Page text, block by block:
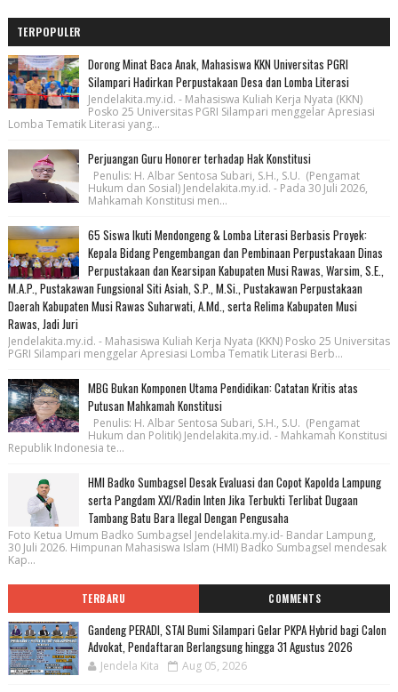
TERPOPULER
Dorong Minat Baca Anak, Mahasiswa KKN Universitas PGRI
Silampari Hadirkan Perpustakaan Desa dan Lomba Literasi
Jendelakita.my.id. - Mahasiswa Kuliah Kerja Nyata (KKN)
Posko 25 Universitas PGRI Silampari menggelar Apresiasi
Lomba Tematik Literasi yang...
Perjuangan Guru Honorer terhadap Hak Konstitusi
Penulis: H. Albar Sentosa Subari, S.H., S.U. (Pengamat
Hukum dan Sosial) Jendelakita.my.id. - Pada 30 Juli 2026,
Mahkamah Konstitusi men...
65 Siswa Ikuti Mendongeng & Lomba Literasi Berbasis Proyek:
Kepala Bidang Pengembangan dan Pembinaan Perpustakaan Dinas
Perpustakaan dan Kearsipan Kabupaten Musi Rawas, Warsim, S.E.,
M.A.P., Pustakawan Fungsional Siti Asiah, S.P., M.Si., Pustakawan Perpustakaan
Daerah Kabupaten Musi Rawas Suharwati, A.Md., serta Relima Kabupaten Musi
Rawas, Jadi Juri
Jendelakita.my.id. - Mahasiswa Kuliah Kerja Nyata (KKN) Posko 25 Universitas
PGRI Silampari menggelar Apresiasi Lomba Tematik Literasi Berb...
MBG Bukan Komponen Utama Pendidikan: Catatan Kritis atas
Putusan Mahkamah Konstitusi
Penulis: H. Albar Sentosa Subari, S.H., S.U. (Pengamat
Hukum dan Politik) Jendelakita.my.id. - Mahkamah Konstitusi
Republik Indonesia te...
HMI Badko Sumbagsel Desak Evaluasi dan Copot Kapolda Lampung
serta Pangdam XXI/Radin Inten Jika Terbukti Terlibat Dugaan
Tambang Batu Bara Ilegal Dengan Pengusaha
Foto Ketua Umum Badko Sumbagsel Jendelakita.my.id- Bandar Lampung,
30 Juli 2026. Himpunan Mahasiswa Islam (HMI) Badko Sumbagsel mendesak
Kap...
TERBARU COMMENTS
Gandeng PERADI, STAI Bumi Silampari Gelar PKPA Hybrid bagi Calon
Advokat, Pendaftaran Berlangsung hingga 31 Agustus 2026
Jendela Kita Aug 05, 2026